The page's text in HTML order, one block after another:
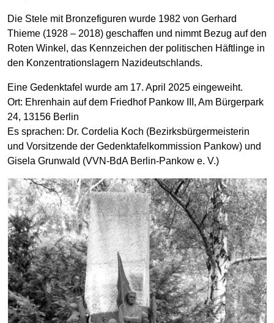
Die Stele mit Bronze­figuren wurde 1982 von Gerhard
Thieme (1928 – 2018) ge­schaffen und nimmt Bezug auf den
Roten Winkel, das Kenn­­zeichen der politi­schen Häftlinge in
den Konzen­­trations­­lagern Nazi­­deutsch­lands.
Eine Gedenktafel wurde am 17. April 2025 eingeweiht.
Ort: Ehrenhain auf dem Friedhof Pankow III, Am Bürgerpark
24, 13156 Berlin
Es sprachen: Dr. Cordelia Koch (Bezirksbürgermeisterin
und Vorsitzende der Gedenktafelkommission Pankow) und
Gisela Grunwald (VVN-BdA Berlin-Pankow e. V.)